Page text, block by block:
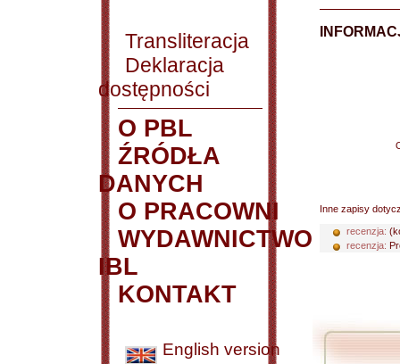
Transliteracja
Deklaracja
dostępności
O PBL
ŹRÓDŁA
DANYCH
O PRACOWNI
WYDAWNICTWO
IBL
KONTAKT
English version
Inne zapisy
recenzja:
recenzja: